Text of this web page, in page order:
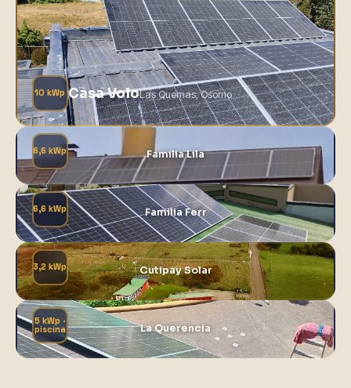
10 kWp Casa VoloLas Quemas, Osorno
Familia Lila
6,6 kWp
Familia Ferr
6,6 kWp
Cutipay Solar
3,2 kWp
La Querencia
5 kWp ·
piscina